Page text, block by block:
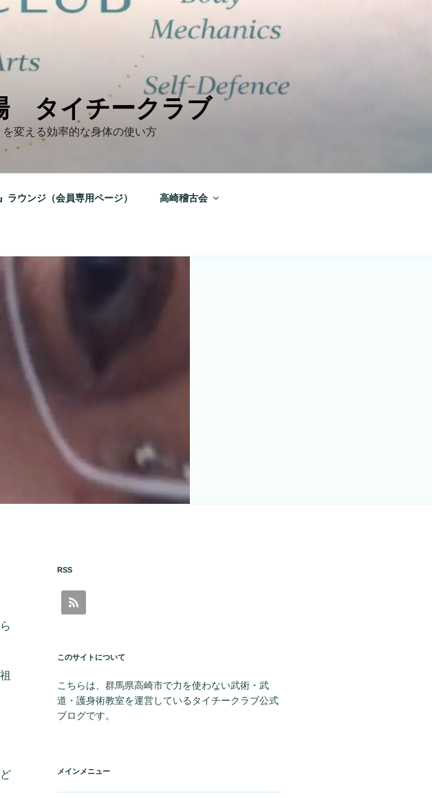
タイチークラブ
変える効率的な身体の使い方
ラウンジ（会員専用ページ） 高崎稽古会
RSS
このサイトについて
こちらは、群馬県高崎市で力を使わない武術・武
道・護身術教室を運営しているタイチークラブ公式
ブログです。
メインメニュー